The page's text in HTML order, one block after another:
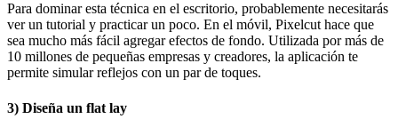
Para dominar esta técnica en el escritorio, probablemente necesitarás
ver un tutorial y practicar un poco. En el móvil, Pixelcut hace que
sea mucho más fácil agregar efectos de fondo. Utilizada por más de
10 millones de pequeñas empresas y creadores, la aplicación te
permite simular reflejos con un par de toques.
3) Diseña un flat lay